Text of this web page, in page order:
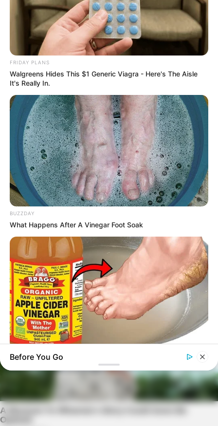
FRIDAY PLANS
Walgreens Hides This $1 Generic Viagra - Here's The Aisle
It's Really In.
BUZZDAY
What Happens After A Vinegar Foot Soak
BUZZDAY
Vinegar Foot Bath Benefits Will Surprise You
Before You Go